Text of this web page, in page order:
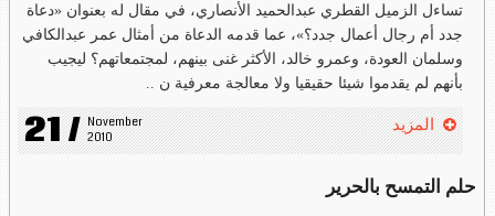
تساءل الزميل القطري عبدالحميد الأنصاري، في مقال له بعنوان «دعاة
جدد أم رجال أعمال جدد؟»، عما قدمه الدعاة من أمثال عمر عبدالكافي
وسلمان العودة، وعمرو خالد، الأكثر غنى بينهم، لمجتمعاتهم؟ ليجيب
بأنهم لم يقدموا شيئا حقيقيا ولا معالجة معرفية ن ..
21 / November
2010
المزيد
حلم التمسح بالحرير